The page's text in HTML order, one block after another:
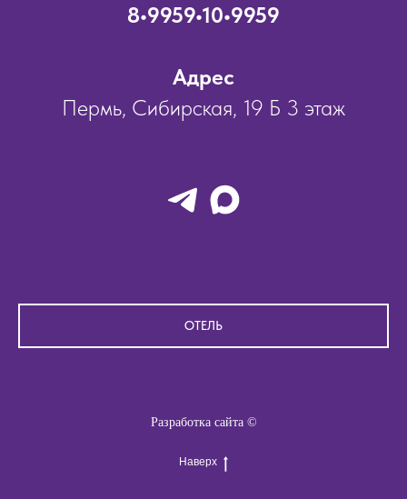
8•9959•10•9959
Адрес
Пермь, Сибирская, 19 Б 3 этаж
ОТЕЛЬ
Разработка сайта ©
Наверх